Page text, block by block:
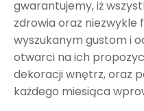
gwarantujemy, iż
zdrowia oraz
wyszukanym gustom i
otwarci na ich
dekoracji wnętrz, oraz
każdego miesiąca